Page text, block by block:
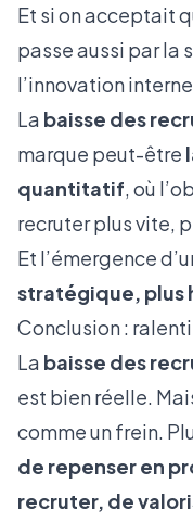
Et si on acceptait
passe aussi par
l’innovation interne
La baisse des
marque peut-être
quantitatif, où
recruter plus vite,
Et l’émergence
stratégique, plus
Conclusion :
La baisse des
est bien réelle.
comme un frein.
de repenser en
recruter, de